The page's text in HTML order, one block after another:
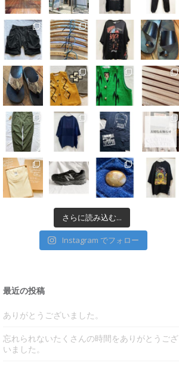
さらに読み込む...
Instagram でフォロー
最近の投稿
ありがとうございました。
忘れられないたくさんの時間をありがとうござ
いました。